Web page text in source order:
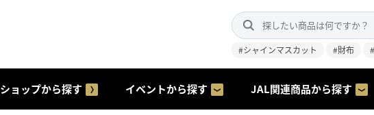
#シャインマスカット #財布
ショップから探す イベントから探す JAL関連商品から探す